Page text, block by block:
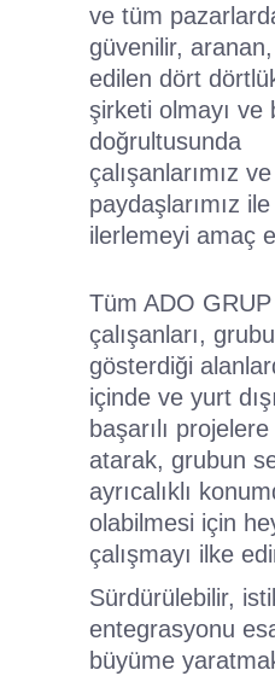
ve tüm
güvenilir,
edilen dört
şirketi olmayı ve
doğrultusunda
çalışanlarımız
paydaşlarımız
ilerlemeyi amaç
Tüm ADO GRUP
çalışanları,
gösterdiği
içinde ve yurt
başarılı
atarak, grubun
ayrıcalıklı
olabilmesi için
çalışmayı ilke
Sürdürülebilir,
entegrasyonu
büyüme